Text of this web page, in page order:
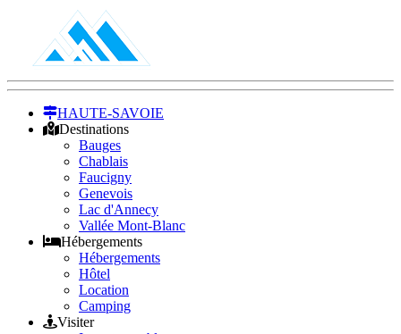
HAUTE-SAVOIE
Destinations
Bauges
Chablais
Faucigny
Genevois
Lac d'Annecy
Vallée Mont-Blanc
Hébergements
Hébergements
Hôtel
Location
Camping
Visiter